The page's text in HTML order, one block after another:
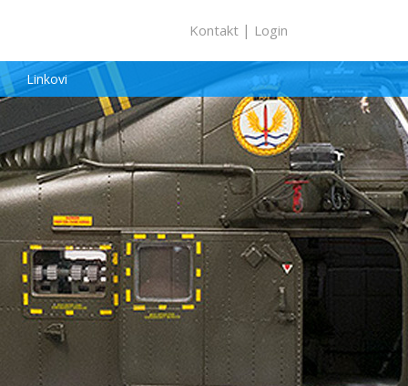
Kontakt | Login
Linkovi